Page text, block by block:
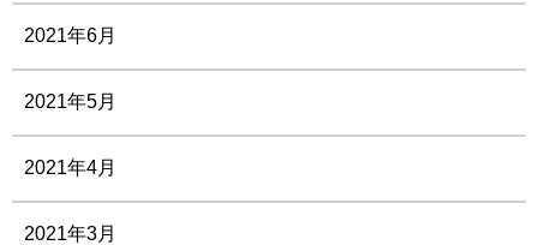
2021年6月
2021年5月
2021年4月
2021年3月